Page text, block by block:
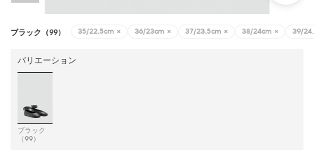
ブラック（99） 35/22.5cm × 36/23cm × 37/23.5cm × 38/24cm × 39/
バリエーション
ブラック
（99）